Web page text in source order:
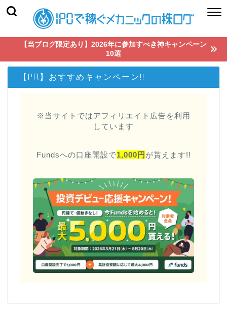
【当ブログ限定あり】2026年に参加すべき神キャンペーン
10選
【PR】おすすめキャンペーン!!
※当サイトではアフィリエイト広告を利用
しています
Fundsへの口座開設で1,000円 が貰えます!!